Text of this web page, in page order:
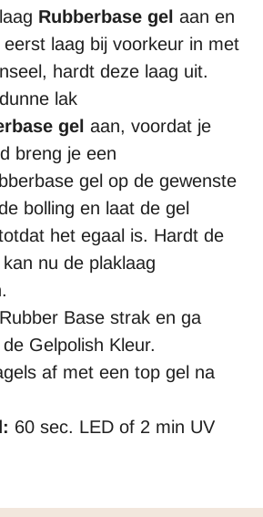
Rubberbase gel aan en
laag bij voorkeur in met
hardt deze laag uit.
lak
gel aan, voordat je
breng je een
gel op de gewenste
bolling en laat de gel
het egaal is. Hardt de
nu de plaklaag
Base strak en ga
Gelpolish Kleur.
af met een top gel na
60 sec. LED of 2 min UV